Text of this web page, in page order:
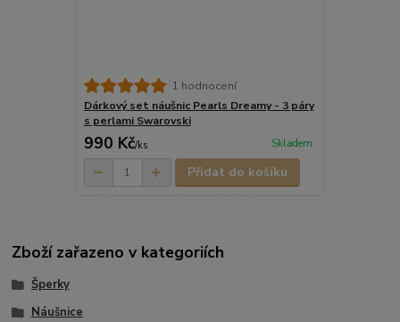
1 hodnocení
Dárkový set náušnic Pearls Dreamy - 3 páry
s perlami Swarovski
990 Kč/ks Skladem
Přidat do košíku
Zboží zařazeno v kategoriích
Šperky
Náušnice